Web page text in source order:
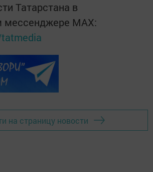
Татарстана в
мессенджере MАХ:
на страницу новости